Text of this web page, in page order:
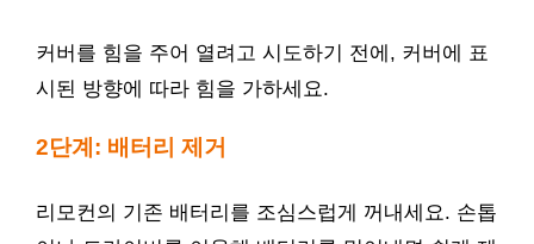
커버를 힘을 주어 열려고 시도하기 전에, 커버에 표
시된 방향에 따라 힘을 가하세요.
2단계: 배터리 제거
리모컨의 기존 배터리를 조심스럽게 꺼내세요. 손톱